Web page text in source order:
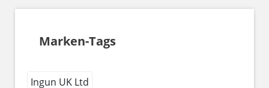
Marken-Tags
Ingun UK Ltd